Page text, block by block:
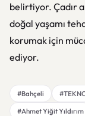
belirtiyor. Çadır
doğal yaşamı
korumak için
ediyor.
#Bahçeli
#Ahmet Yiğit Yıldırım